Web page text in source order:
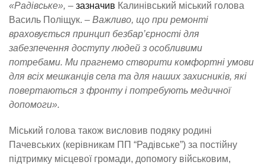
«Радівське», – зазначив Калинівський міський голова
Василь Поліщук. – Важливо, що при ремонті
враховується принцип безбар’єрності для
забезпечення доступу людей з особливими
потребами. Ми прагнемо створити комфортні умови
для всіх мешканців села та для наших захисників, які
повертаються з фронту і потребують медичної
допомоги».
Міський голова також висловив подяку родині
Пачевських (керівникам ПП “Радівське”) за постійну
підтримку місцевої громади, допомогу військовим,